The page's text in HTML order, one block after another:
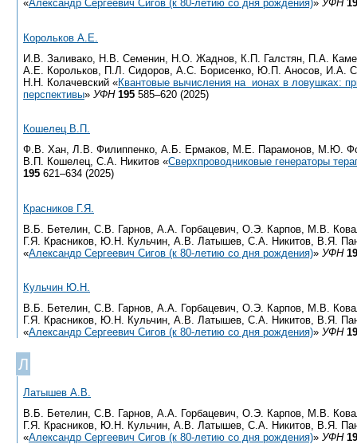
«Александр Сергеевич Сигов (к 80-летию со дня рождения)» УФН
Корольков А.Е.
И.В. Заливако, Н.В. Семенин, Н.О. Жаднов, К.П. Галстян, П.А.
А.Е. Корольков, П.Л. Сидоров, А.С. Борисенко, Ю.П. Аносов, И.А.
Н.Н. Колачевский «Квантовые вычисления на ионах в ловушках:
перспективы» УФН 195 585–620 (2025)
Кошелец В.П.
Ф.В. Хан, Л.В. Филиппенко, А.Б. Ермаков, М.Е. Парамонов, М.Ю.
В.П. Кошелец, С.А. Никитов «Сверхпроводниковые генераторы
195 621–634 (2025)
Красников Г.Я.
В.Б. Бетелин, С.В. Гарнов, А.А. Горбацевич, О.Э. Карпов, М.В.
Г.Я. Красников, Ю.Н. Кульчин, А.В. Латышев, С.А. Никитов, В.Я.
«Александр Сергеевич Сигов (к 80-летию со дня рождения)» УФН
Кульчин Ю.Н.
В.Б. Бетелин, С.В. Гарнов, А.А. Горбацевич, О.Э. Карпов, М.В.
Г.Я. Красников, Ю.Н. Кульчин, А.В. Латышев, С.А. Никитов, В.Я.
«Александр Сергеевич Сигов (к 80-летию со дня рождения)» УФН
Л
Латышев А.В.
В.Б. Бетелин, С.В. Гарнов, А.А. Горбацевич, О.Э. Карпов, М.В.
Г.Я. Красников, Ю.Н. Кульчин, А.В. Латышев, С.А. Никитов, В.Я.
«Александр Сергеевич Сигов (к 80-летию со дня рождения)» УФН